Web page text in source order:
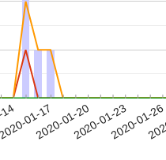
01-17
2020-01-202020-01-232020-01-26